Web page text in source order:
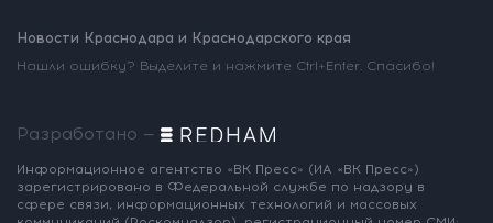
Новости Краснодара и Краснодарского края
Нашли ошибку? Выделите и нажмите Ctrl+Enter. Спасибо!
Разработано —
Информационное агентство «ВК Пресс» (ИА «ВК Пресс»)
зарегистрировано в Федеральной службе по надзору в
сфере связи, информационных технологий и массовых